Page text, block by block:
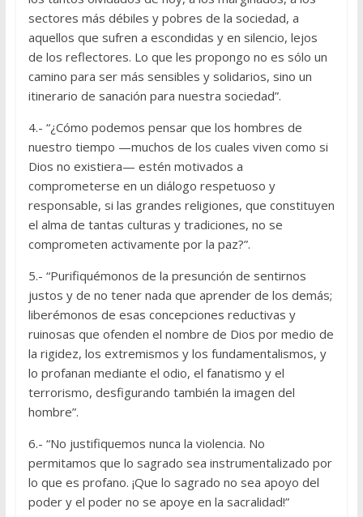
sectores más débiles y pobres de la sociedad, a
aquellos que sufren a escondidas y en silencio, lejos
de los reflectores. Lo que les propongo no es sólo un
camino para ser más sensibles y solidarios, sino un
itinerario de sanación para nuestra sociedad”.
4.- “¿Cómo podemos pensar que los hombres de
nuestro tiempo —muchos de los cuales viven como si
Dios no existiera— estén motivados a
comprometerse en un diálogo respetuoso y
responsable, si las grandes religiones, que constituyen
el alma de tantas culturas y tradiciones, no se
comprometen activamente por la paz?”.
5.- “Purifiquémonos de la presunción de sentirnos
justos y de no tener nada que aprender de los demás;
liberémonos de esas concepciones reductivas y
ruinosas que ofenden el nombre de Dios por medio de
la rigidez, los extremismos y los fundamentalismos, y
lo profanan mediante el odio, el fanatismo y el
terrorismo, desfigurando también la imagen del
hombre”.
6.- “No justifiquemos nunca la violencia. No
permitamos que lo sagrado sea instrumentalizado por
lo que es profano. ¡Que lo sagrado no sea apoyo del
poder y el poder no se apoye en la sacralidad!”